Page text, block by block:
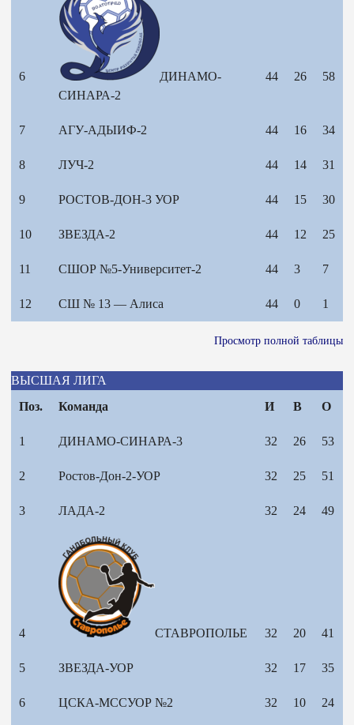
6
ДИНАМО-
СИНАРА-2
44 26 58
7 АГУ-АДЫИФ-2 44 16 34
8 ЛУЧ-2 44 14 31
9 РОСТОВ-ДОН-3 УОР 44 15 30
10 ЗВЕЗДА-2 44 12 25
11 СШОР №5-Университет-2 44 3 7
12 СШ № 13 — Алиса 44 0 1
Просмотр полной таблицы
ВЫСШАЯ ЛИГА
Поз.
Команда И В О
1 ДИНАМО-СИНАРА-3 32 26 53
2 Ростов-Дон-2-УОР 32 25 51
3 ЛАДА-2 32 24 49
4 СТАВРОПОЛЬЕ 32 20 41
5 ЗВЕЗДА-УОР 32 17 35
6 ЦСКА-МССУОР №2 32 10 24